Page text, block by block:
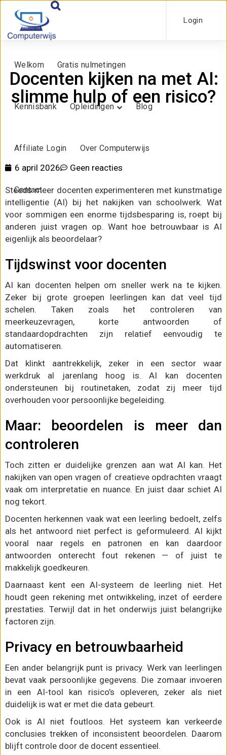
Welkom Gratis nulmetingen
Kennisbank Opleidingen Blog
Affiliate Login Over Computerwijs
Contact
Login
Docenten kijken na met AI:
slimme hulp of een risico?
6 april 2026 Geen reacties
Steeds meer docenten experimenteren met kunstmatige
intelligentie (AI) bij het nakijken van schoolwerk. Wat
voor sommigen een enorme tijdsbesparing is, roept bij
anderen juist vragen op. Want hoe betrouwbaar is AI
eigenlijk als beoordelaar?
Tijdswinst voor docenten
AI kan docenten helpen om sneller werk na te kijken.
Zeker bij grote groepen leerlingen kan dat veel tijd
schelen. Taken zoals het controleren van
meerkeuzevragen, korte antwoorden of
standaardopdrachten zijn relatief eenvoudig te
automatiseren.
Dat klinkt aantrekkelijk, zeker in een sector waar
werkdruk al jarenlang hoog is. AI kan docenten
ondersteunen bij routinetaken, zodat zij meer tijd
overhouden voor persoonlijke begeleiding.
Maar: beoordelen is meer dan
controleren
Toch zitten er duidelijke grenzen aan wat AI kan. Het
nakijken van open vragen of creatieve opdrachten vraagt
vaak om interpretatie en nuance. En juist daar schiet AI
nog tekort.
Docenten herkennen vaak wat een leerling bedoelt, zelfs
als het antwoord niet perfect is geformuleerd. AI kijkt
vooral naar regels en patronen en kan daardoor
antwoorden onterecht fout rekenen — of juist te
makkelijk goedkeuren.
Daarnaast kent een AI-systeem de leerling niet. Het
houdt geen rekening met ontwikkeling, inzet of eerdere
prestaties. Terwijl dat in het onderwijs juist belangrijke
factoren zijn.
Privacy en betrouwbaarheid
Een ander belangrijk punt is privacy. Werk van leerlingen
bevat vaak persoonlijke gegevens. Die zomaar invoeren
in een AI-tool kan risico’s opleveren, zeker als niet
duidelijk is wat er met die data gebeurt.
Ook is AI niet foutloos. Het systeem kan verkeerde
conclusies trekken of inconsistent beoordelen. Daarom
blijft controle door de docent essentieel.